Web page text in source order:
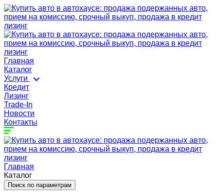
Главная
Каталог
Услуги
Кредит
Лизинг
Trade-In
Новости
Контакты
Главная
Каталог
Поиск по параметрам